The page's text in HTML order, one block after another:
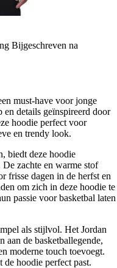
Bijgeschreven na
must-have voor jonge
details geïnspireerd door
hoodie perfect voor
en trendy look.
biedt deze hoodie
zachte en warme stof
frisse dagen in de herfst en
om zich in deze hoodie te
passie voor basketbal laten
als stijlvol. Het Jordan
aan de basketballegende,
moderne touch toevoegt.
de hoodie perfect past.